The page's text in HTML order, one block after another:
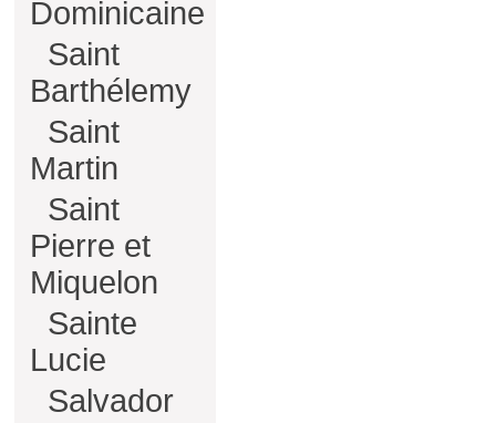
Dominicaine
Saint
Barthélemy
Saint
Martin
Saint
Pierre et
Miquelon
Sainte
Lucie
Salvador